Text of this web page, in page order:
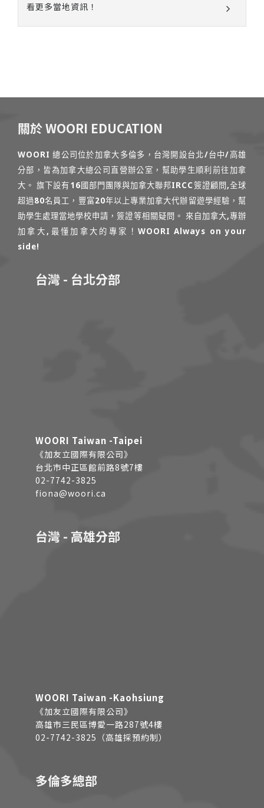
看更多當地資訊！
關於 WOORI EDUCATION
WOORI 總公司位於加拿大多倫多，台灣開設台北/台中/高雄
分部，皆為加拿大總公司直營辦公室，幫助學生順利前往加拿
大。 旗下設有16國部門團隊與加拿大聯邦IRCC簽證顧問,全球
超過80名員工，豐富20年以上專業加拿大代辦留遊學經驗，幫
助學生處理當地學校申請，簽證等相關疑問。 來自加拿大,專辦
加拿大,最懂加拿大的專家！WOORI Always on your
side!
台灣 - 台北分部
WOORI Taiwan -Taipei
《加友立國際有限公司》
台北市中正區館前路8號7樓
02-7742-3825
fiona@woori.ca
台灣 - 高雄分部
WOORI Taiwan -Kaohsiung
《加友立國際有限公司》
高雄市三民區博愛一路287號4樓
02-7742-3825（高雄採預約制）
多倫多總部